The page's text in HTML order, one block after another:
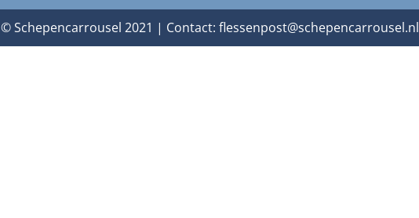
© Schepencarrousel 2021 | Contact: flessenpost@schepencarrousel.nl